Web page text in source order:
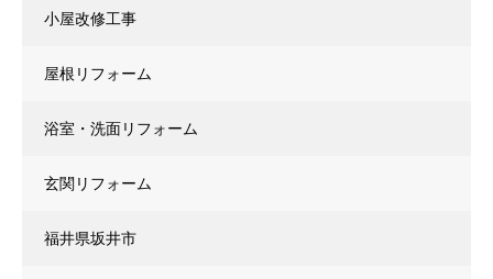
小屋改修工事
屋根リフォーム
浴室・洗面リフォーム
玄関リフォーム
福井県坂井市